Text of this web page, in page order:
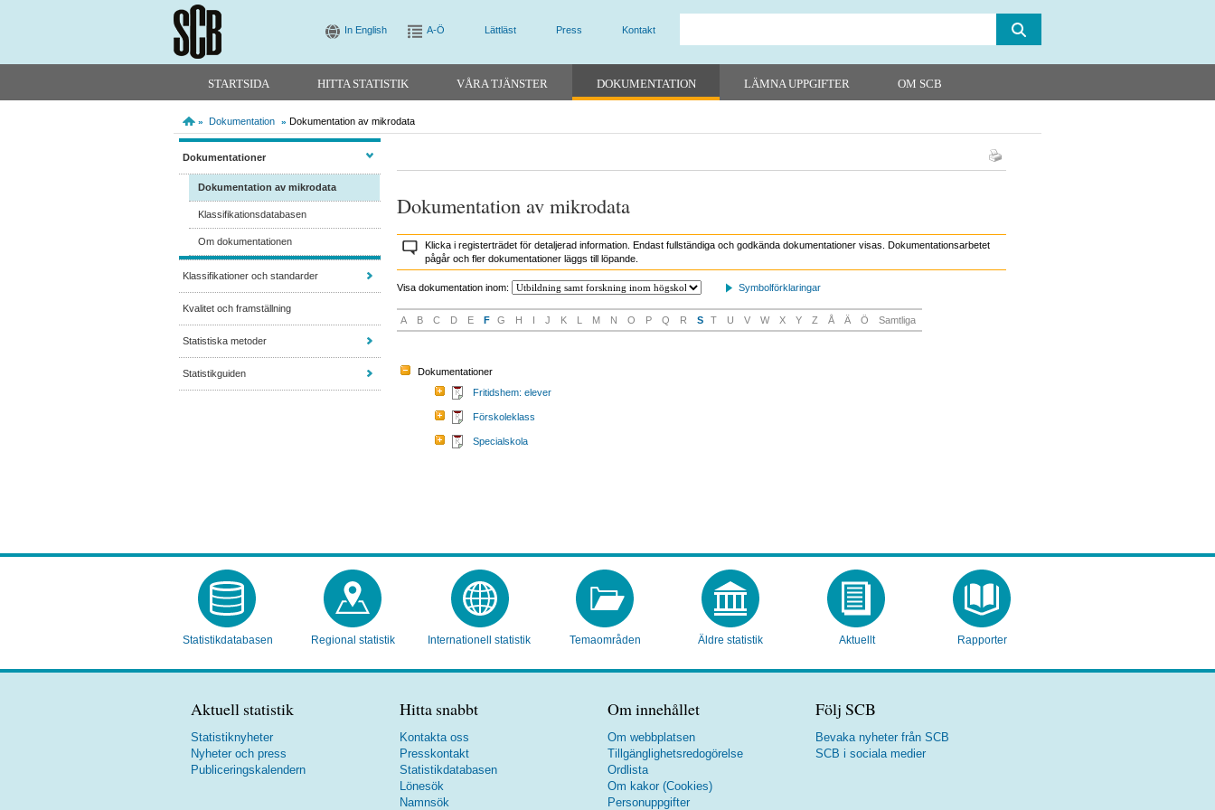
In English A-Ö Lättläst Press Kontakt
STARTSIDA HITTA STATISTIK VÅRA TJÄNSTER DOKUMENTATION LÄMNA UPPGIFTER OM SCB
» Dokumentation » Dokumentation av mikrodata
Dokumentationer
Dokumentation av mikrodata
Klassifikationsdatabasen
Om dokumentationen
Klassifikationer och standarder
Kvalitet och framställning
Statistiska metoder
Statistikguiden
Dokumentation av mikrodata
Klicka i registerträdet för detaljerad information. Endast fullständiga och godkända dokumentationer visas. Dokumentationsarbetet
pågår och fler dokumentationer läggs till löpande.
Visa dokumentation inom: Symbolförklaringar
A B C D E F G H I J K L M N O P Q R S T U V W X Y Z Å Ä Ö Samtliga
Dokumentationer
Fritidshem: elever
Förskoleklass
Specialskola
Statistikdatabasen Regional statistik Internationell statistik Temaområden Äldre statistik Aktuellt Rapporter
Aktuell statistik
Statistiknyheter
Nyheter och press
Publiceringskalendern
Hitta snabbt
Kontakta oss
Presskontakt
Statistikdatabasen
Lönesök
Namnsök
Om innehållet
Om webbplatsen
Tillgänglighetsredogörelse
Ordlista
Om kakor (Cookies)
Personuppgifter
Följ SCB
Bevaka nyheter från SCB
SCB i sociala medier